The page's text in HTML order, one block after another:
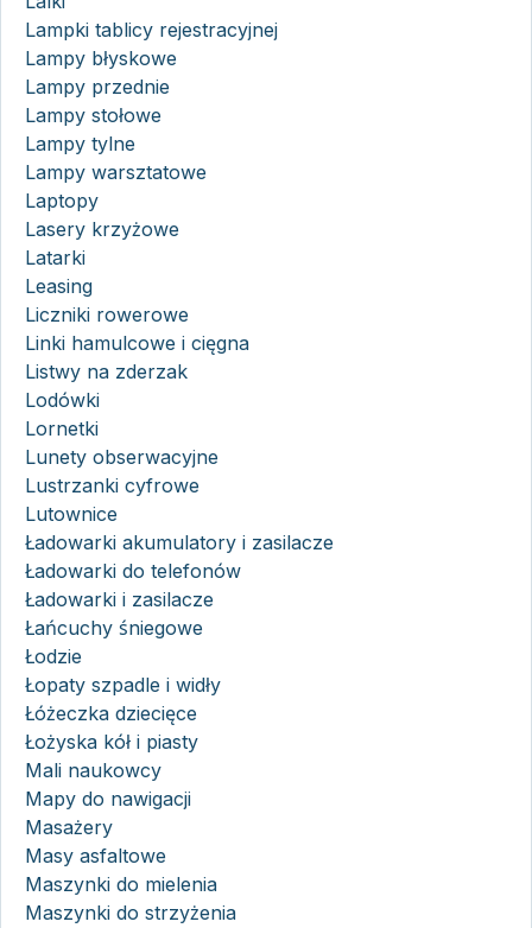
Lampki tablicy rejestracyjnej
Lampy błyskowe
Lampy przednie
Lampy stołowe
Lampy tylne
Lampy warsztatowe
Laptopy
Lasery krzyżowe
Latarki
Leasing
Liczniki rowerowe
Linki hamulcowe i cięgna
Listwy na zderzak
Lodówki
Lornetki
Lunety obserwacyjne
Lustrzanki cyfrowe
Lutownice
Ładowarki akumulatory i zasilacze
Ładowarki do telefonów
Ładowarki i zasilacze
Łańcuchy śniegowe
Łodzie
Łopaty szpadle i widły
Łóżeczka dziecięce
Łożyska kół i piasty
Mali naukowcy
Mapy do nawigacji
Masażery
Masy asfaltowe
Maszynki do mielenia
Maszynki do strzyżenia